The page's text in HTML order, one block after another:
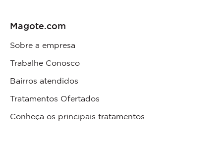
Magote.com
Sobre a empresa
Trabalhe Conosco
Bairros atendidos
Tratamentos Ofertados
Conheça os principais tratamentos